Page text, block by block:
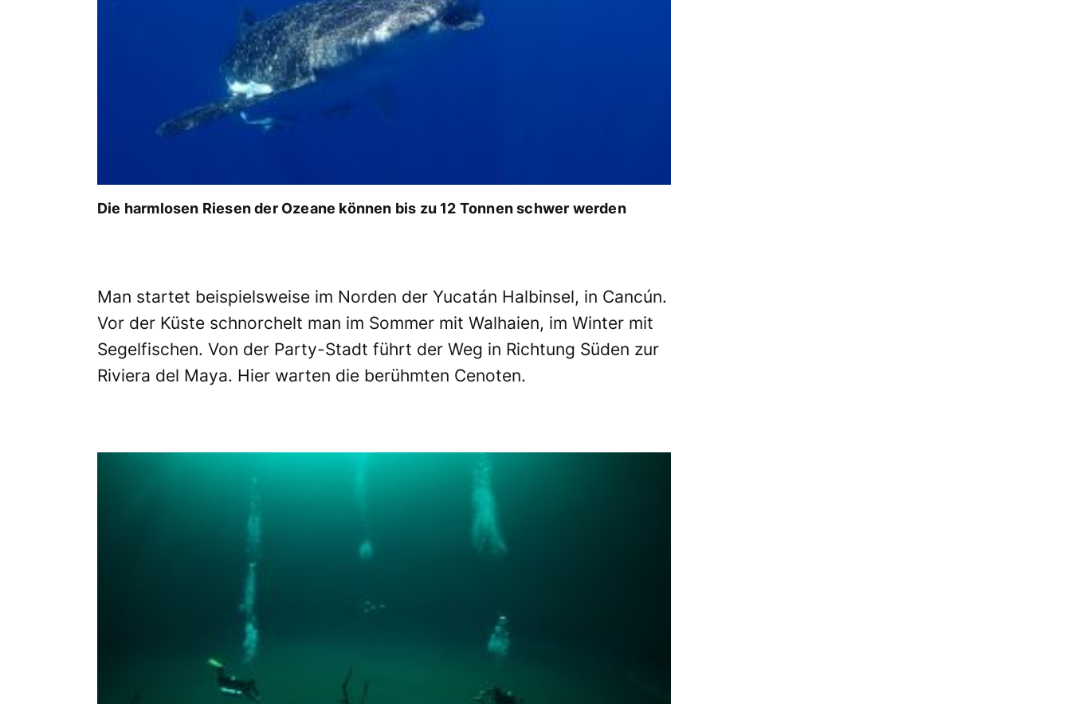
Die harmlosen Riesen der Ozeane können bis zu 12 Tonnen schwer werden
Man startet beispielsweise im Norden der Yucatán Halbinsel, in Cancún.
Vor der Küste schnorchelt man im Sommer mit Walhaien, im Winter mit
Segelfischen. Von der Party-Stadt führt der Weg in Richtung Süden zur
Riviera del Maya. Hier warten die berühmten Cenoten.